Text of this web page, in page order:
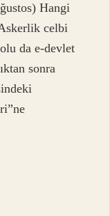
Hangi
celbi
da e-devlet
sonra